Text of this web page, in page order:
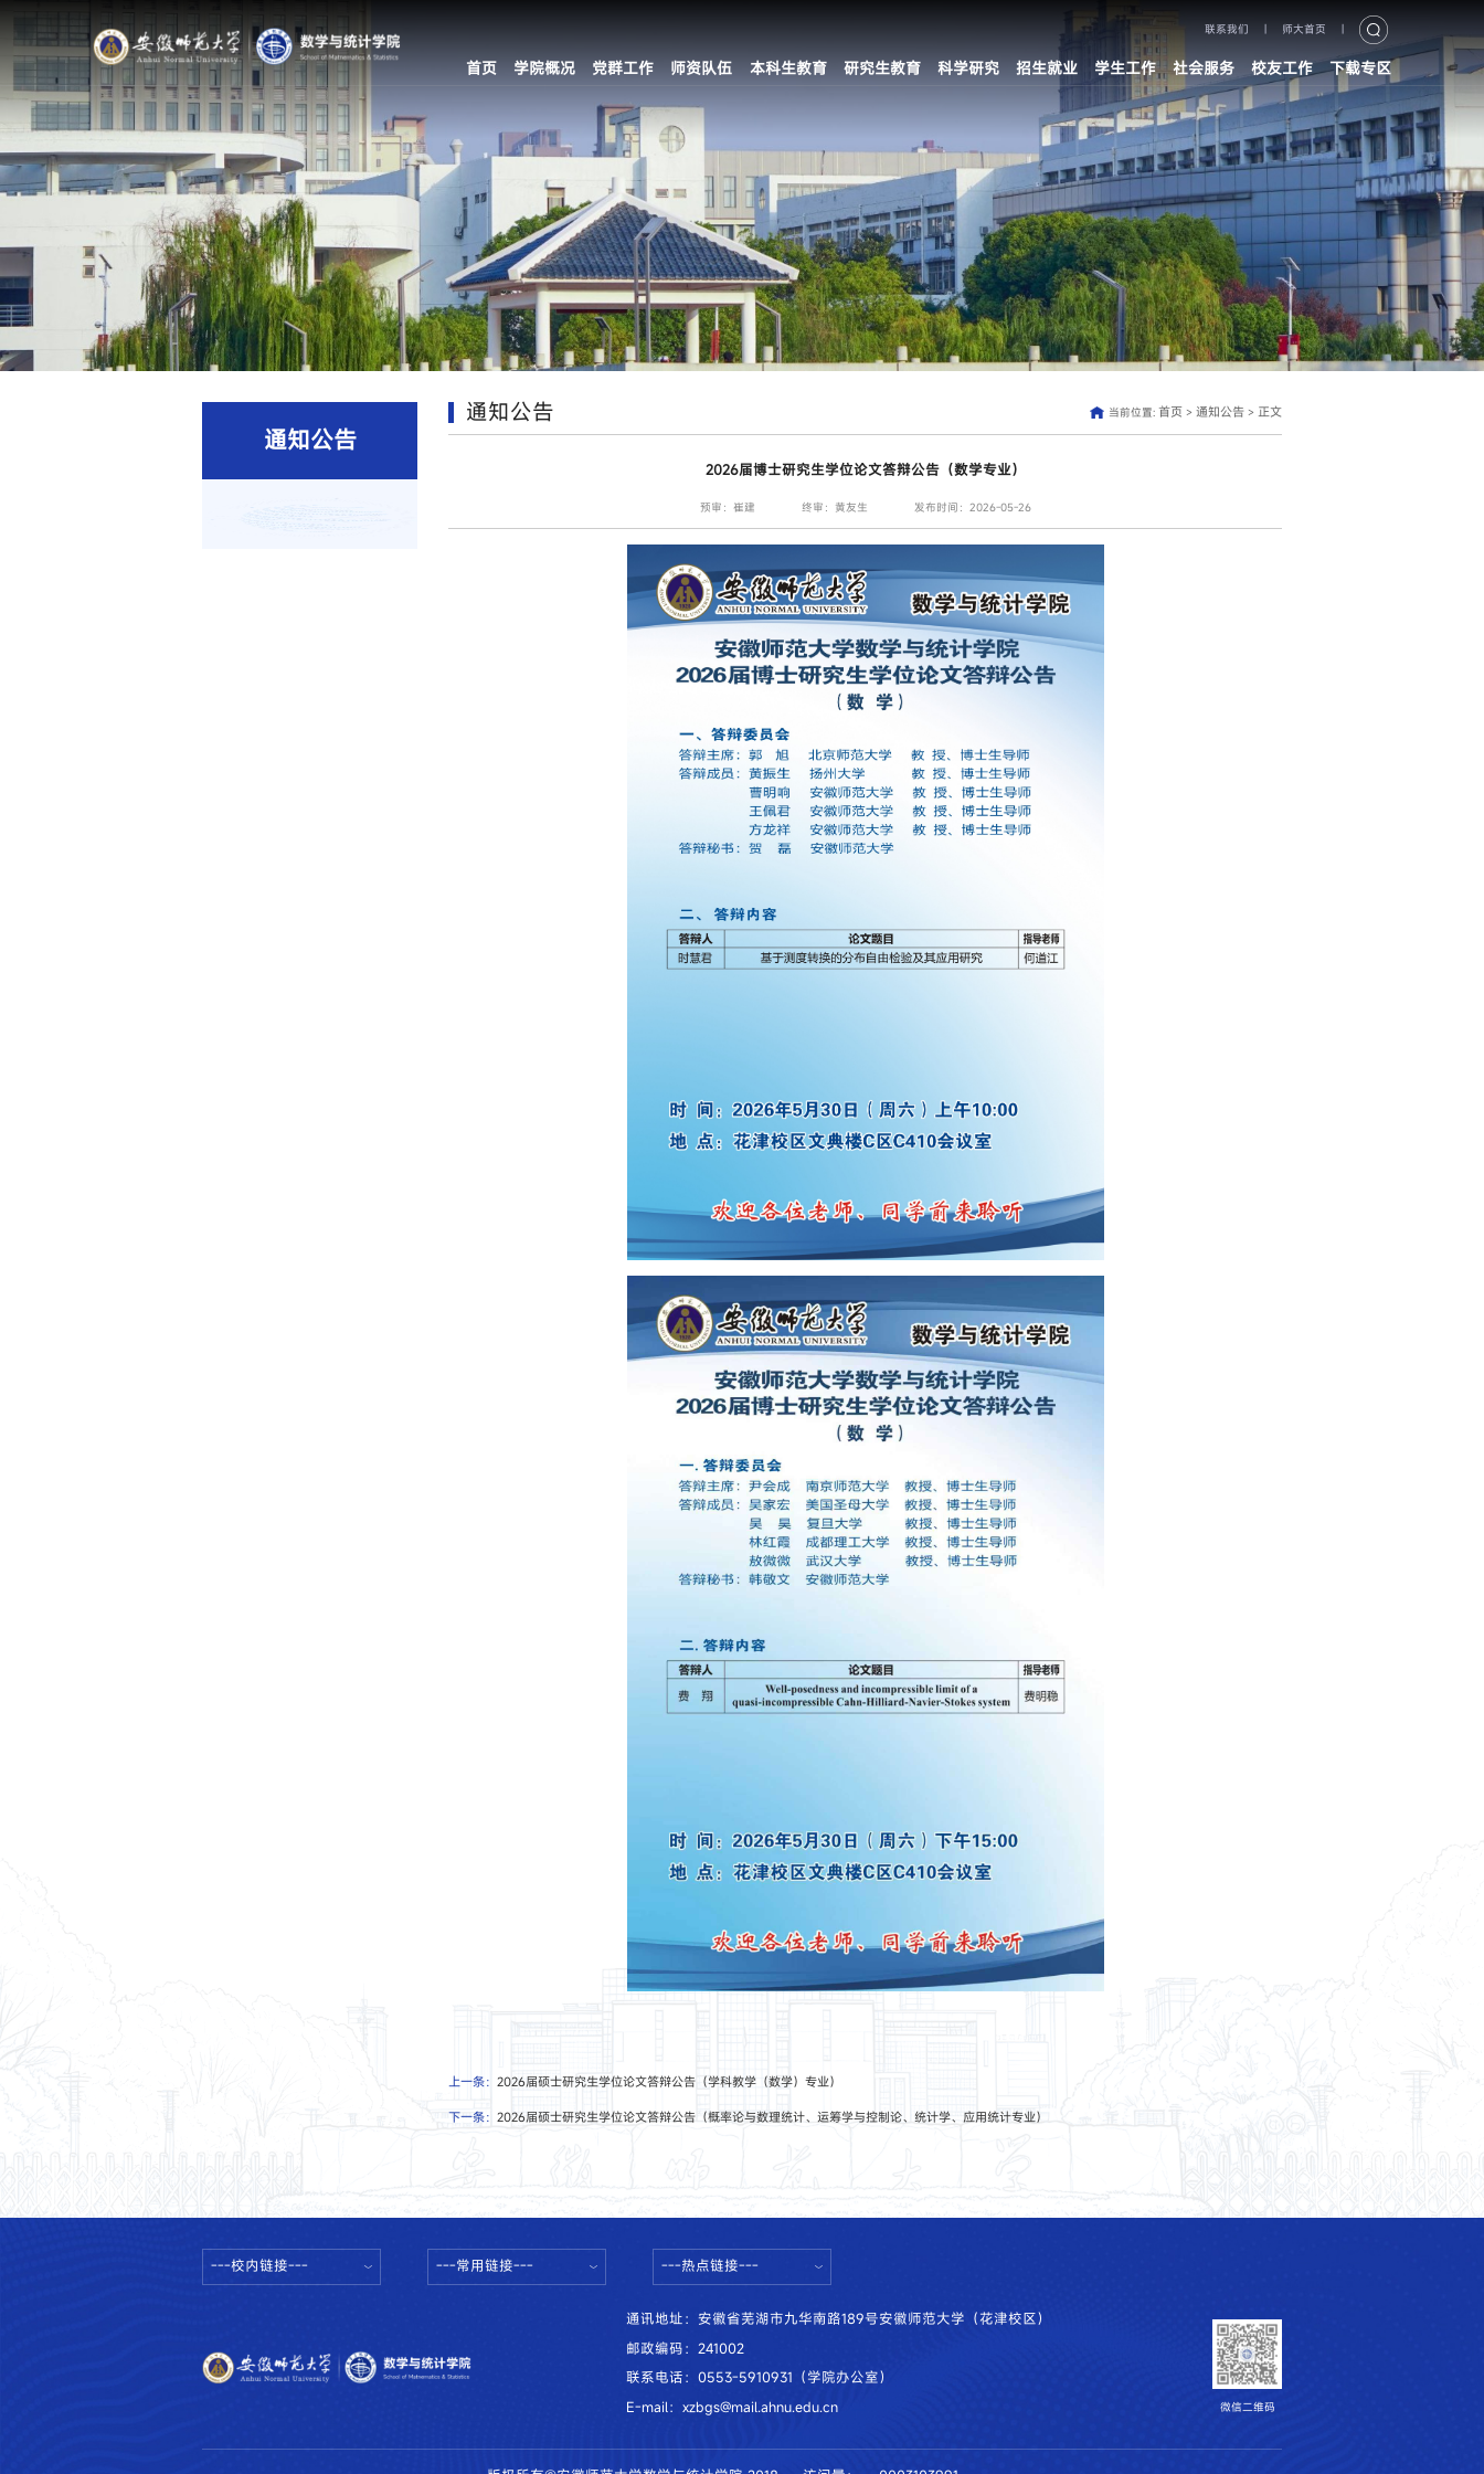
联系我们 师大首页
首页 学院概况 党群工作 师资队伍 本科生教育 研究生教育 科学研究 招生就业 学生工作 社会服务 校友工作 下载专区
通知公告
通知公告 当前位置:首页 >通知公告 >正文
2026届博士研究生学位论文答辩公告（数学专业）
预审：崔建 终审：黄友生 发布时间：2026-05-26
上一条：2026届硕士研究生学位论文答辩公告（学科教学（数学）专业）
下一条：2026届硕士研究生学位论文答辩公告（概率论与数理统计、运筹学与控制论、统计学、应用统计专业）
---校内链接--- ---常用链接--- ---热点链接---
通讯地址：安徽省芜湖市九华南路189号安徽师范大学（花津校区）
邮政编码：241002
联系电话：0553-5910931（学院办公室）
E-mail：xzbgs@mail.ahnu.edu.cn
微信二维码